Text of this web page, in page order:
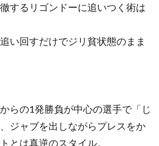
するリゴンドーに追いつく術は
い回すだけでジリ貧状態のまま
らの1発勝負が中心の選手で「じ
ジャブを出しながらプレスをか
とは真逆のスタイル。